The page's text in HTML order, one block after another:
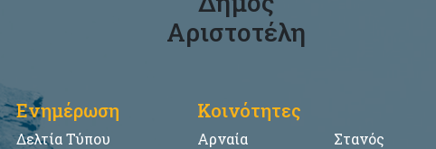
Αριστοτέλη
Ενημέρωση
Δελτία Τύπου
Κοινότητες
Αρναία
Στανός